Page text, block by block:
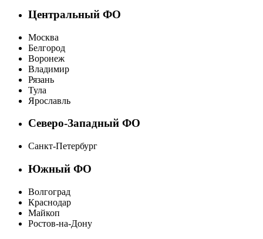
Центральный ФО
Москва
Белгород
Воронеж
Владимир
Рязань
Тула
Ярославль
Северо-Западный ФО
Санкт-Петербург
Южный ФО
Волгоград
Краснодар
Майкоп
Ростов-на-Дону